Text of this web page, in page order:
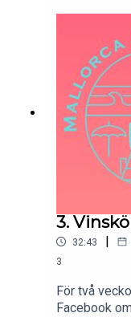
3.
32:43 |
3
För två
Facebook